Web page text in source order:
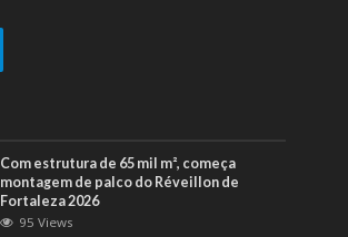
Com estrutura de 65 mil m², começa
montagem de palco do Réveillon de
Fortaleza 2026
95 Views